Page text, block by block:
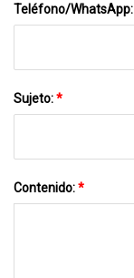
Teléfono/WhatsApp:
Sujeto:*
Contenido:*